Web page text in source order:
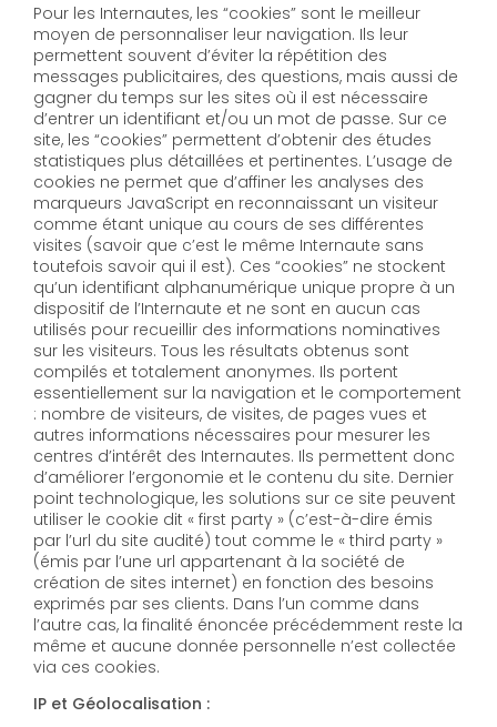
Pour les Internautes, les “cookies” sont le meilleur
moyen de personnaliser leur navigation. Ils leur
permettent souvent d’éviter la répétition des
messages publicitaires, des questions, mais aussi de
gagner du temps sur les sites où il est nécessaire
d’entrer un identifiant et/ou un mot de passe. Sur ce
site, les “cookies” permettent d’obtenir des études
statistiques plus détaillées et pertinentes. L’usage de
cookies ne permet que d’affiner les analyses des
marqueurs JavaScript en reconnaissant un visiteur
comme étant unique au cours de ses différentes
visites (savoir que c’est le même Internaute sans
toutefois savoir qui il est). Ces “cookies” ne stockent
qu’un identifiant alphanumérique unique propre à un
dispositif de l’Internaute et ne sont en aucun cas
utilisés pour recueillir des informations nominatives
sur les visiteurs. Tous les résultats obtenus sont
compilés et totalement anonymes. Ils portent
essentiellement sur la navigation et le comportement
: nombre de visiteurs, de visites, de pages vues et
autres informations nécessaires pour mesurer les
centres d’intérêt des Internautes. Ils permettent donc
d’améliorer l’ergonomie et le contenu du site. Dernier
point technologique, les solutions sur ce site peuvent
utiliser le cookie dit « first party » (c’est-à-dire émis
par l’url du site audité) tout comme le « third party »
(émis par l’une url appartenant à la société de
création de sites internet) en fonction des besoins
exprimés par ses clients. Dans l’un comme dans
l’autre cas, la finalité énoncée précédemment reste la
même et aucune donnée personnelle n’est collectée
via ces cookies.
IP et Géolocalisation :